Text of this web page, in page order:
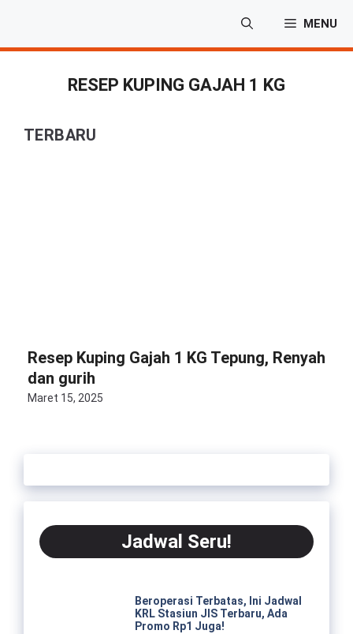
isi
MENU
RESEP KUPING GAJAH 1 KG
TERBARU
Resep Kuping Gajah 1 KG Tepung, Renyah
dan gurih
Maret 15, 2025
Jadwal Seru!
Beroperasi Terbatas, Ini Jadwal
KRL Stasiun JIS Terbaru, Ada
Promo Rp1 Juga!